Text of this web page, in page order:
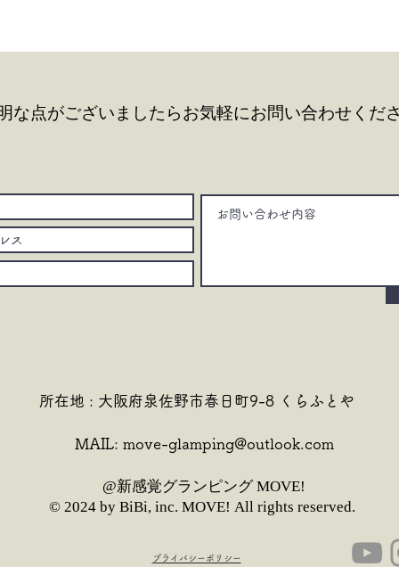
な点がございましたらお気軽にお問い合わせくださ
所在地 : 大阪府泉佐野市春日町9-8 くらふとや
MAIL: move-glamping@outlook.com
​@新感覚グランピング MOVE!
© 2024 by BiBi, inc. MOVE! All rights reserved.
​プライバシーポリシー